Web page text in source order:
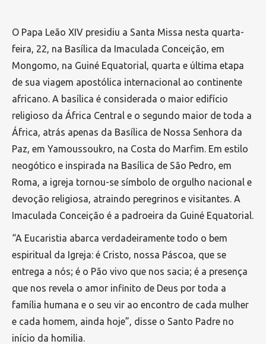
O Papa Leão XIV presidiu a Santa Missa nesta quarta-
feira, 22, na Basílica da Imaculada Conceição, em
Mongomo, na Guiné Equatorial, quarta e última etapa
de sua viagem apostólica internacional ao continente
africano. A basílica é considerada o maior edifício
religioso da África Central e o segundo maior de toda a
África, atrás apenas da Basílica de Nossa Senhora da
Paz, em Yamoussoukro, na Costa do Marfim. Em estilo
neogótico e inspirada na Basílica de São Pedro, em
Roma, a igreja tornou-se símbolo de orgulho nacional e
devoção religiosa, atraindo peregrinos e visitantes. A
Imaculada Conceição é a padroeira da Guiné Equatorial.
“A Eucaristia abarca verdadeiramente todo o bem
espiritual da Igreja: é Cristo, nossa Páscoa, que se
entrega a nós; é o Pão vivo que nos sacia; é a presença
que nos revela o amor infinito de Deus por toda a
família humana e o seu vir ao encontro de cada mulher
e cada homem, ainda hoje”, disse o Santo Padre no
início da homilia.